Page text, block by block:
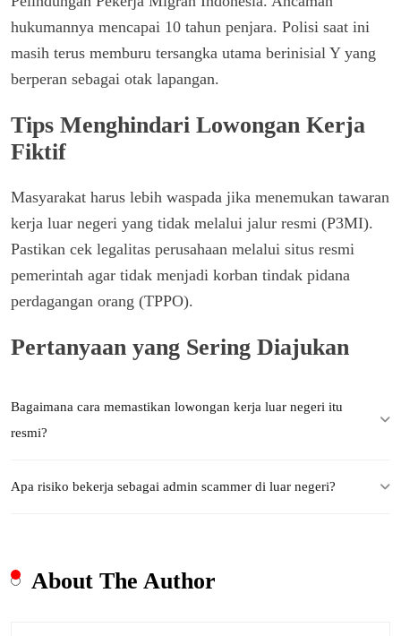
hukumannya mencapai 10 tahun penjara. Polisi saat ini
masih terus memburu tersangka utama berinisial Y yang
berperan sebagai otak lapangan.
Tips Menghindari Lowongan Kerja
Fiktif
Masyarakat harus lebih waspada jika menemukan tawaran
kerja luar negeri yang tidak melalui jalur resmi (P3MI).
Pastikan cek legalitas perusahaan melalui situs resmi
pemerintah agar tidak menjadi korban tindak pidana
perdagangan orang (TPPO).
Pertanyaan yang Sering Diajukan
Bagaimana cara memastikan lowongan kerja luar negeri itu
resmi?
Apa risiko bekerja sebagai admin scammer di luar negeri?
About The Author